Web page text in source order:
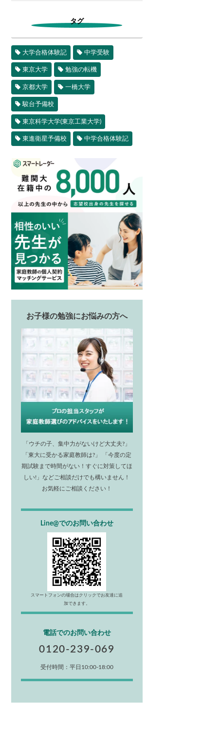
タグ
大学合格体験記 中学受験
東京大学 勉強の転機
京都大学 一橋大学
駿台予備校
東京科学大学(東京工業大学)
東進衛星予備校 中学合格体験記
お子様の勉強にお悩みの方へ
「ウチの子、集中力がないけど大丈夫?」
「東大に受かる家庭教師は?」 「今度の定
期試験まで時間がない！すぐに対策してほ
しい!」などご相談だけでも構いません！
お気軽にご相談ください！
Line@でのお問い合わせ
スマートフォンの場合はクリックでお友達に追
加できます。
電話でのお問い合わせ
0120-239-069
受付時間：平日10:00-18:00